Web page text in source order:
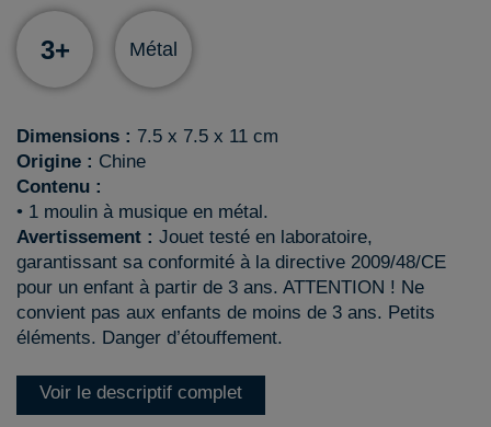
3+ Métal
Dimensions : 7.5 x 7.5 x 11 cm
Origine : Chine
Contenu :
• 1 moulin à musique en métal.
Avertissement : Jouet testé en laboratoire,
garantissant sa conformité à la directive 2009/48/CE
pour un enfant à partir de 3 ans. ATTENTION ! Ne
convient pas aux enfants de moins de 3 ans. Petits
éléments. Danger d’étouffement.
Voir le descriptif complet